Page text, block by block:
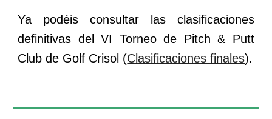
Ya podéis consultar l as clasificaciones
definitivas delVI Torneo de Pitch & Putt
Club de Golf Crisol (Clasificaciones finales).